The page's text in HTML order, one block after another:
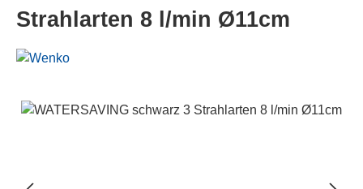
Strahlarten 8 l/min Ø11cm